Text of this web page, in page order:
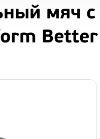
мяч с
Better